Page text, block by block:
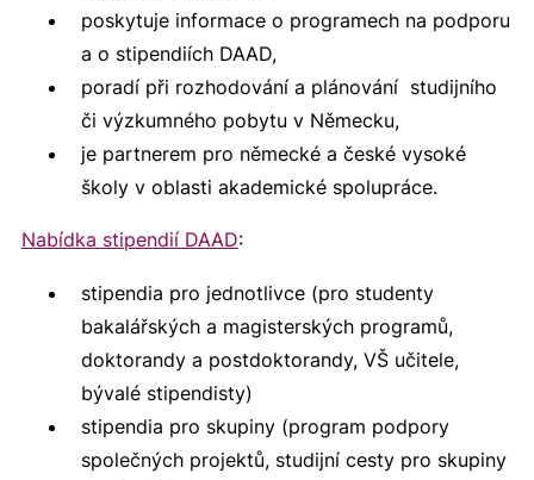
poskytuje informace o programech na podporu
a o stipendiích DAAD,
poradí při rozhodování a plánování studijního
či výzkumného pobytu v Německu,
je partnerem pro německé a české vysoké
školy v oblasti akademické spolupráce.
Nabídka stipendií DAAD:
stipendia pro jednotlivce (pro studenty
bakalářských a magisterských programů,
doktorandy a postdoktorandy, VŠ učitele,
bývalé stipendisty)
stipendia pro skupiny (program podpory
společných projektů, studijní cesty pro skupiny